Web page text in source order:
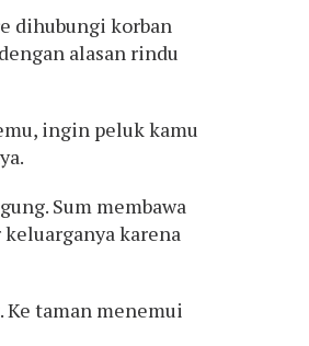
dihubungi korban
alasan rindu
ingin peluk kamu
Sum membawa
karena
taman menemui